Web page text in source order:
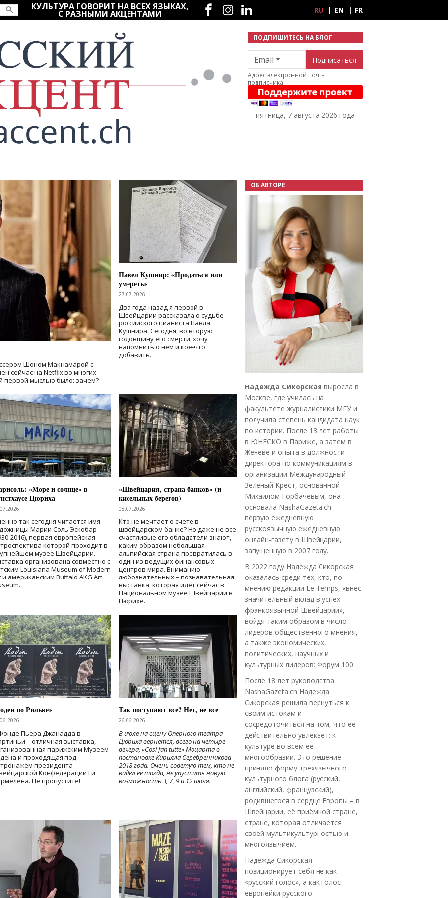
КУЛЬТУРА ГОВОРИТ НА ВСЕХ ЯЗЫКАХ,
С РАЗНЫМИ АКЦЕНТАМИ
Социальные сети
RU EN FR
ПОДПИШИТЕСЬ НА БЛОГ
Email
Адрес электронной почты
подписчика.
пятница, 7 августа 2026 года
Шоном Макнамарой с
сейчас на Netflix во многих
первой мыслью было: зачем?
Павел Кушнир: «Продаться или
умереть»
27.07.2026
Два года назад я первой в
Швейцарии рассказала о судьбе
российского пианиста Павла
Кушнира. Сегодня, во вторую
годовщину его смерти, хочу
напомнить о нем и кое-что
добавить.
«Море и солнце» в
Цюриха
так сегодня читается имя
Марии Соль Эскобар
2016), первая европейская
которой проходит в
музее Швейцарии.
организована совместно с
Louisiana Museum of Modern
и американским Buffalo AKG Art
«Швейцария, страна банков» (и
кисельных берегов)
08.07.2026
Кто не мечтает о счете в
швейцарском банке? Но даже не все
счастливые его обладатели знают,
каким образом небольшая
альпийская страна превратилась в
один из ведущих финансовых
центров мира. Вниманию
любознательных – познавательная
выставка, которая идет сейчас в
Национальном музее Швейцарии в
Цюрихе.
по Рильке»
Пьера Джанадда в
– отличная выставка,
парижским Музеем
и проходящая под
президента
Конфедерации Ги
Не пропустите!
Так поступают все? Нет, не все
26.06.2026
В июле на сцену Оперного театра
Цюриха вернется, всего на четыре
вечера, «Cosí fan tutte» Моцарта в
постановке Кирилла Серебренникова
2018 года. Очень советую тем, кто не
видел ее тогда, не упустить новую
возможность 3, 7, 9 и 12 июля.
ОБ АВТОРЕ
Надежда Сикорская выросла в
Москве, где училась на
факультете журналистики МГУ и
получила степень кандидата наук
по истории. После 13 лет работы
в ЮНЕСКО в Париже, а затем в
Женеве и опыта в должности
директора по коммуникациям в
организации Международный
Зелёный Крест, основанной
Михаилом Горбачёвым, она
основала NashaGazeta.ch –
первую ежедневную
русскоязычную ежедневную
онлайн-газету в Швейцарии,
запущенную в 2007 году.
В 2022 году Надежда Сикорская
оказалась среди тех, кто, по
мнению редакции Le Temps, «внёс
значительный вклад в успех
франкоязычной Швейцарии»,
войдя таким образом в число
лидеров общественного мнения,
а также экономических,
политических, научных и
культурных лидеров: Форум 100.
После 18 лет руководства
NashaGazeta.ch Надежда
Сикорская решила вернуться к
своим истокам и
сосредоточиться на том, что её
действительно увлекает: к
культуре во всём её
многообразии. Это решение
приняло форму трёхязычного
культурного блога (русский,
английский, французский),
родившегося в сердце Европы – в
Швейцарии, её приёмной стране,
стране, которая отличается
своей мультикультурностью и
многоязычием.
Надежда Сикорская
позиционирует себя не как
«русский голос», а как голос
европейки русского